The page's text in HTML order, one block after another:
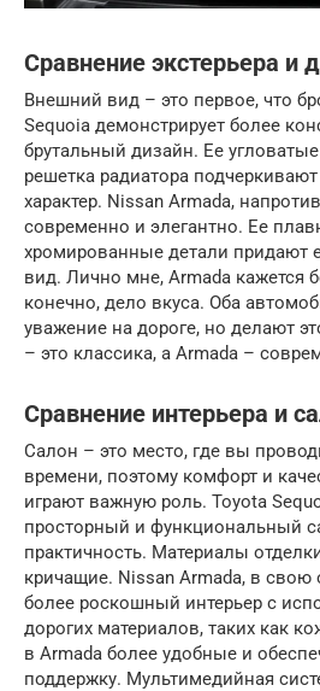
Сравнение экстерьера и
Внешний вид – это первое, что
Sequoia демонстрирует более
брутальный дизайн. Ее
решетка радиатора
характер. Nissan Armada,
современно и элегантно. Ее
хромированные детали придают
вид. Лично мне, Armada кажется
конечно, дело вкуса. Оба
уважение на дороге, но делают
– это классика, а Armada –
Сравнение интерьера и
Салон – это место, где вы
времени, поэтому комфорт и
играют важную роль. Toyota
просторный и функциональный
практичность. Материалы
кричащие. Nissan Armada, в свою
более роскошный интерьер с
дорогих материалов, таких как
в Armada более удобные и
поддержку. Мультимедийная